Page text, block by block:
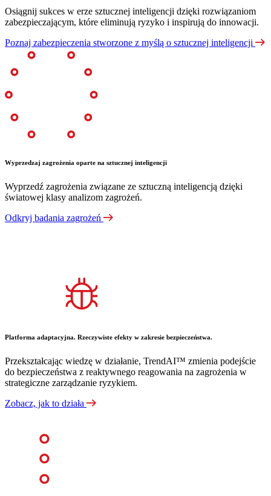
Osiągnij sukces w erze sztucznej inteligencji dzięki rozwiązaniom
zabezpieczającym, które eliminują ryzyko i inspirują do innowacji.
Poznaj zabezpieczenia stworzone z myślą o sztucznej inteligencji
Wyprzedzaj zagrożenia oparte na sztucznej inteligencji
Wyprzedź zagrożenia związane ze sztuczną inteligencją dzięki
światowej klasy analizom zagrożeń.
Odkryj badania zagrożeń
Platforma adaptacyjna. Rzeczywiste efekty w zakresie bezpieczeństwa.
Przekształcając wiedzę w działanie, TrendAI™ zmienia podejście
do bezpieczeństwa z reaktywnego reagowania na zagrożenia w
strategiczne zarządzanie ryzykiem.
Zobacz, jak to działa